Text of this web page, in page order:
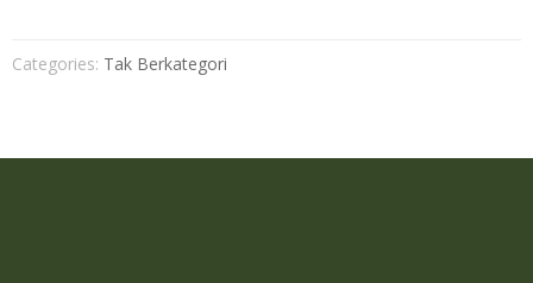
Categories: Tak Berkategori